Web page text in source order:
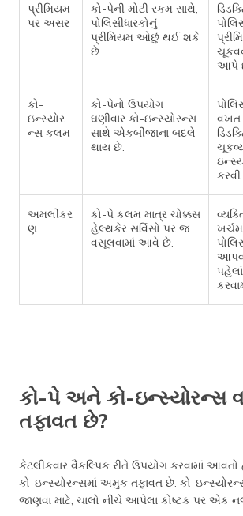
પ્રીમિયમ
પર અસર
કો-પેની મોટી રકમ સાથે,
પોલિસીધારકોનું
પ્રીમિયમ ઓછું થઈ શકે
છે.
આપે
કો-
ઇન્સ્યોર
ન્સ કલમ
કો-પેનો ઉપયોગ
ઘણીવાર કો-ઇન્સ્યોરન્સ
સાથે એકબીજાના બદલે
થાય છે.
વખત
અમલીકર
ણ
કો-પે કલમ માત્ર ચોક્કસ
હેલ્થકેર સર્વિસો પર જ
વસૂલવામાં આવે છે.
કો-પે અને કો-ઇન્સ્યોરન્સ
તફાવત છે?
કેટલીકવાર વૈકલ્પિક રીતે ઉપયોગ કરવામાં આવતો
કો-ઇન્સ્યોરન્સમાં અમુક તફાવત છે. કો-
જાણવા માટે, ચાલો નીચે આપેલા કોષ્ટક પર એક